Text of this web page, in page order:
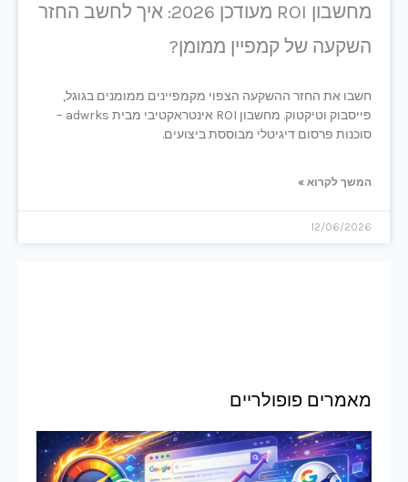
מחשבון ROI מעודכן 2026: איך לחשב החזר
השקעה של קמפיין ממומן?
חשבו את החזר ההשקעה הצפוי מקמפיינים ממומנים בגוגל,
פייסבוק וטיקטוק. מחשבון ROI אינטראקטיבי מבית adwrks –
סוכנות פרסום דיגיטלי מבוססת ביצועים.
המשך לקרוא »
12/06/2026
מאמרים פופולריים